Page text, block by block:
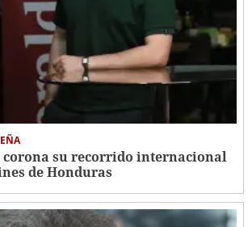
corona su recorrido internacional
de Honduras